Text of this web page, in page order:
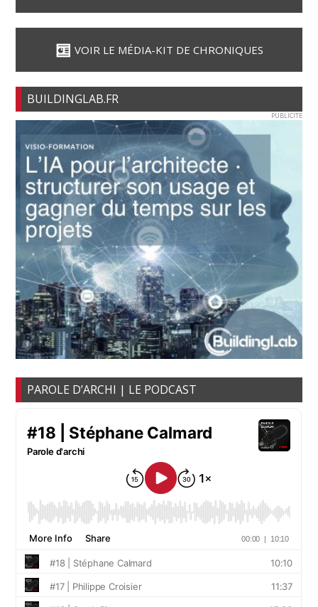
VOIR LE MÉDIA-KIT DE CHRONIQUES
BUILDINGLAB.FR
PUBLICITE
PAROLE D’ARCHI | LE PODCAST